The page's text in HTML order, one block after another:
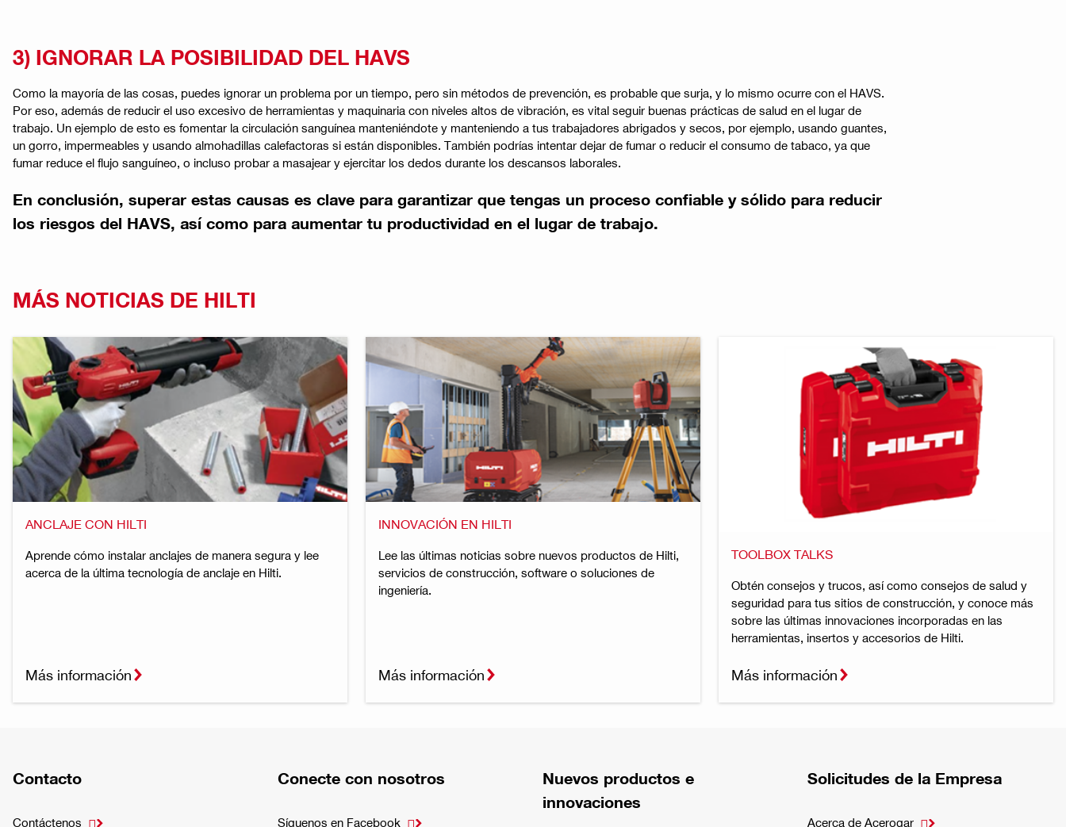
3) IGNORAR LA POSIBILIDAD DEL HAVS
Como la mayoría de las cosas, puedes ignorar un problema por un tiempo, pero sin métodos de prevención, es probable que surja, y lo mismo ocurre con el HAVS.
Por eso, además de reducir el uso excesivo de herramientas y maquinaria con niveles altos de vibración, es vital seguir buenas prácticas de salud en el lugar de
trabajo. Un ejemplo de esto es fomentar la circulación sanguínea manteniéndote y manteniendo a tus trabajadores abrigados y secos, por ejemplo, usando guantes,
un gorro, impermeables y usando almohadillas calefactoras si están disponibles. También podrías intentar dejar de fumar o reducir el consumo de tabaco, ya que
fumar reduce el flujo sanguíneo, o incluso probar a masajear y ejercitar los dedos durante los descansos laborales.
En conclusión, superar estas causas es clave para garantizar que tengas un proceso confiable y sólido para reducir
los riesgos del HAVS, así como para aumentar tu productividad en el lugar de trabajo.
MÁS NOTICIAS DE HILTI
ANCLAJE CON HILTI
Aprende cómo instalar anclajes de manera segura y lee
acerca de la última tecnología de anclaje en Hilti.
Más información
INNOVACIÓN EN HILTI
Lee las últimas noticias sobre nuevos productos de Hilti,
servicios de construcción, software o soluciones de
ingeniería.
Más información
TOOLBOX TALKS
Obtén consejos y trucos, así como consejos de salud y
seguridad para tus sitios de construcción, y conoce más
sobre las últimas innovaciones incorporadas en las
herramientas, insertos y accesorios de Hilti.
Más información
Contacto
Contáctenos 
Conecte con nosotros
Síguenos en Facebook 
Nuevos productos e
innovaciones
Solicitudes de la Empresa
Acerca de Acerogar 